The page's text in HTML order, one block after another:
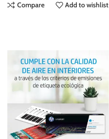
Compare Add to wishlist